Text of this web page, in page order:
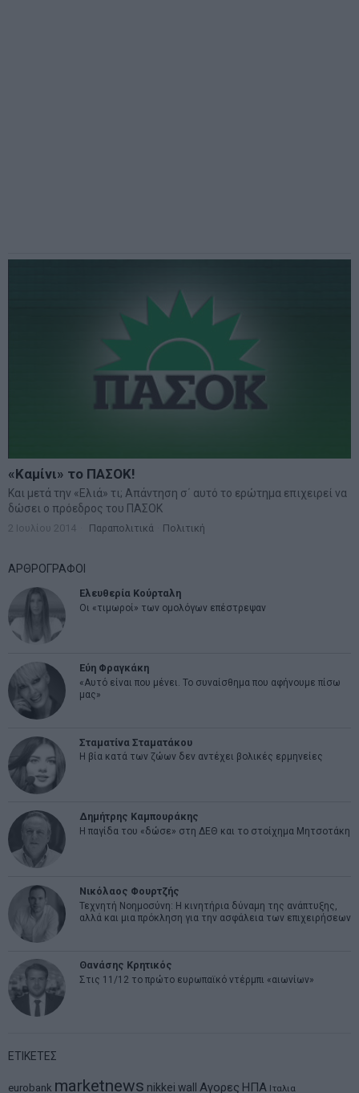
«Καμίνι» το ΠΑΣΟΚ!
Και μετά την «Eλιά» τι; Απάντηση σ΄ αυτό το ερώτημα επιχειρεί να
δώσει ο πρόεδρος του ΠΑΣΟΚ
2 Ιουλίου 2014 Παραπολιτικά Πολιτική
ΑΡΘΡΟΓΡΑΦΟΙ
Ελευθερία Κούρταλη
Οι «τιμωροί» των ομολόγων επέστρεψαν
Εύη Φραγκάκη
«Αυτό είναι που μένει. Το συναίσθημα που αφήνουμε πίσω
μας»
Σταματίνα Σταματάκου
Η βία κατά των ζώων δεν αντέχει βολικές ερμηνείες
Δημήτρης Καμπουράκης
Η παγίδα του «δώσε» στη ΔΕΘ και το στοίχημα Μητσοτάκη
Νικόλαος Φουρτζής
Τεχνητή Νοημοσύνη: Η κινητήρια δύναμη της ανάπτυξης,
αλλά και μια πρόκληση για την ασφάλεια των επιχειρήσεων
Θανάσης Κρητικός
Στις 11/12 το πρώτο ευρωπαϊκό ντέρμπι «αιωνίων»
ΕΤΙΚΕΤΕΣ
eurobank marketnews nikkei wall Αγορες ΗΠΑ Ιταλια